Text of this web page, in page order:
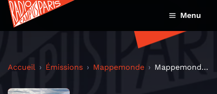
Menu
Accueil Émissions Mappemonde Mappemonde : Diagonale du vide 3